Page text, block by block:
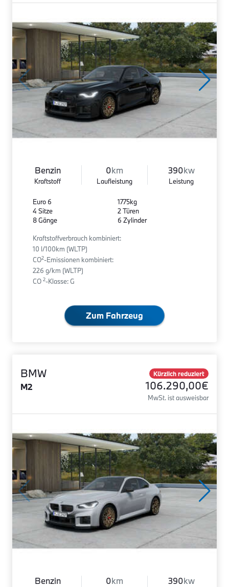
Benzin
Kraftstoff
0km
Laufleistung
390kw
Leistung
Euro 6
4 Sitze
8 Gänge
1775kg
2 Türen
6 Zylinder
Kraftstoffverbrauch kombiniert:
10 l/100km (WLTP)
CO2-Emissionen kombiniert:
226 g/km (WLTP)
CO 2-Klasse: G
Zum Fahrzeug
BMW
M2
Kürzlich reduziert
106.290,00€
MwSt. ist ausweisbar
Benzin 0km 390kw